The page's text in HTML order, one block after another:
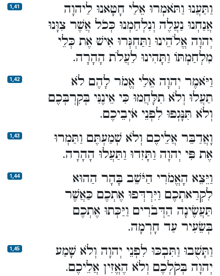
1,41
וַתַּעֲנוּ וַתֹּאמְרוּ אֵלַי חָטָאנוּ לַיהוָה
אֲנַחְנוּ נַעֲלֶה וְנִלְחַמְנוּ כְּכֹל אֲשֶׁר צִוָּנוּ
יְהוָה אֱלֹהֵינוּ וַתַּחְגְּרוּ אִישׁ אֶת כְּלֵי
מִלְחַמְתּוֹ וַתָּהִינוּ לַעֲלֹת הָהָרָה.
1,42
וַיֹּאמֶר יְהוָה אֵלַי אֱמֹר לָהֶם לֹא
תַעֲלוּ וְלֹא תִלָּחֲמוּ כִּי אֵינֶנִּי בְּקִרְבְּכֶם
וְלֹא תִּנָּגְפוּ לִפְנֵי אֹיְבֵיכֶם.
1,43
וָאֲדַבֵּר אֲלֵיכֶם וְלֹא שְׁמַעְתֶּם וַתַּמְרוּ
אֶת פִּי יְהוָה וַתָּזִדוּ וַתַּעֲלוּ הָהָרָה.
1,44
וַיֵּצֵא הָאֱמֹרִי הַיֹּשֵׁב בָּהָר הַהוּא
לִקְרַאתְכֶם וַיִּרְדְּפוּ אֶתְכֶם כַּאֲשֶׁר
תַּעֲשֶׂינָה הַדְּבֹרִים וַיַּכְּתוּ אֶתְכֶם
בְּשֵׂעִיר עַד חָרְמָה.
1,45
וַתָּשֻׁבוּ וַתִּבְכּוּ לִפְנֵי יְהוָה וְלֹא שָׁמַע
יְהוָה בְּקֹלְכֶם וְלֹא הֶאֱזִין אֲלֵיכֶם.